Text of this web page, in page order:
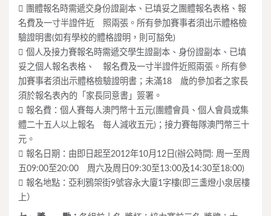
 團體報名時需遞交身份證副本、已填妥之團體報名表格、報
名費及一寸半證件近 照兩張。所有參加賽事者須出示體格檢
驗證明書(如有學校的體格證明，則可豁免)
 個人及接力賽報名時需遞交學生證副本、身份證副本、已填
妥之個人報名表格、 報名費及一寸半證件近照兩張。所有參
加賽事者須出示體格檢驗證明書；未滿18 歲的參加者之家長
須於報名表內的「家長同意書」簽署。
 報名費：個人賽每人澳門幣十五元(團體會員、個人會員或集
體二十五人以上報名 每人減收五元)；接力賽每隊澳門幣三十
元。
 報名日期：由即日起至2012年10月12日(辦公時間: 周一至周
五09:00至20:00 周六及周日09:30至13:00及14:30至18:00)
 報名地點：亞利鴉架街9號容永大廈1字樓(即三盞燈小泉居樓
上）